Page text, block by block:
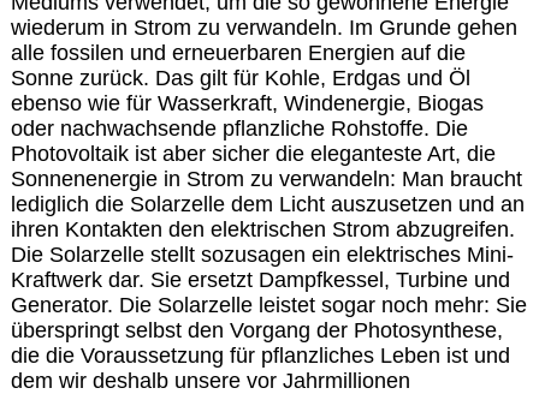
wiederum in Strom zu verwandeln. Im Grunde gehen
alle fossilen und erneuerbaren Energien auf die
Sonne zurück. Das gilt für Kohle, Erdgas und Öl
ebenso wie für Wasserkraft, Windenergie, Biogas
oder nachwachsende pflanzliche Rohstoffe. Die
Photovoltaik ist aber sicher die eleganteste Art, die
Sonnenenergie in Strom zu verwandeln: Man braucht
lediglich die Solarzelle dem Licht auszusetzen und an
ihren Kontakten den elektrischen Strom abzugreifen.
Die Solarzelle stellt sozusagen ein elektrisches Mini-
Kraftwerk dar. Sie ersetzt Dampfkessel, Turbine und
Generator. Die Solarzelle leistet sogar noch mehr: Sie
überspringt selbst den Vorgang der Photosynthese,
die die Voraussetzung für pflanzliches Leben ist und
dem wir deshalb unsere vor Jahrmillionen